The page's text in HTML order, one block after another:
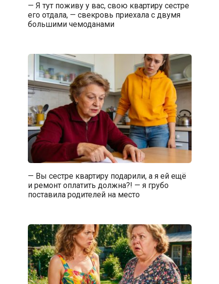
— Я тут поживу у вас, свою квартиру сестре
его отдала, — свекровь приехала с двумя
большими чемоданами
— Вы сестре квартиру подарили, а я ей ещё
и ремонт оплатить должна?! — я грубо
поставила родителей на место